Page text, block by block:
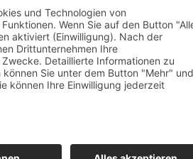
folgenden Vorteil: